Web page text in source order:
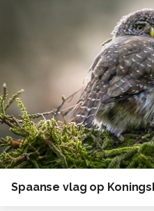
Spaanse vlag op